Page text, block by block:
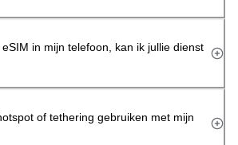
in mijn telefoon, kan ik jullie dienst
of tethering gebruiken met mijn